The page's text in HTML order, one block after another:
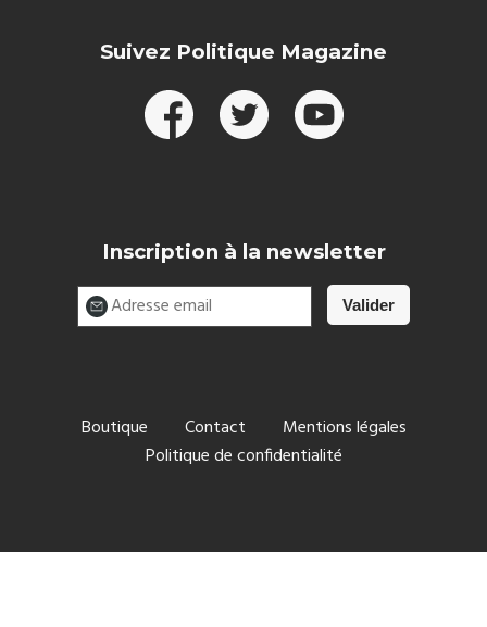
Suivez Politique Magazine
Inscription à la newsletter
Boutique Contact
Mentions légales
Politique de confidentialité